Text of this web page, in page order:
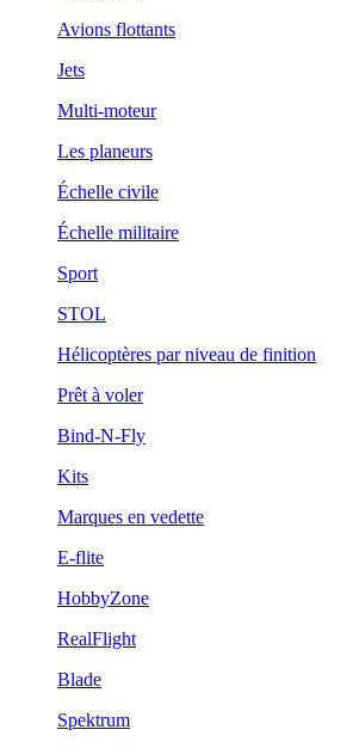
Avions flottants
Jets
Multi-moteur
Les planeurs
Échelle civile
Échelle militaire
Sport
STOL
Hélicoptères par niveau de finition
Prêt à voler
Bind-N-Fly
Kits
Marques en vedette
E-flite
HobbyZone
RealFlight
Blade
Spektrum